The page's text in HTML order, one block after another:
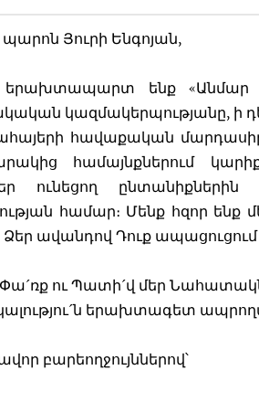
պարոն Յուրի Ենգոյան,
ենք «Անմար
կազմակերպությանը, ի
հավաքական
համայնքներում
ունեցող
համար։ Մենք հզոր ենք
Ձեր ավանդով Դուք ապացուցում
ու Պատի´վ մեր
երախտագետ
բարեողջույններով՝